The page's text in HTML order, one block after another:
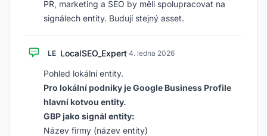
PR, marketing a SEO by měli spolupracovat na
signálech entity. Budují stejný asset.
LE LocalSEO_Expert·4. ledna 2026
Pohled lokální entity.
Pro lokální podniky je Google Business Profile
hlavní kotvou entity.
GBP jako signál entity:
Název firmy (název entity)